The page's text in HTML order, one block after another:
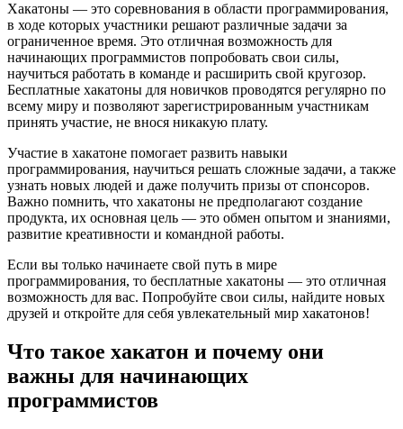
Хакатоны — это соревнования в области программирования,
в ходе которых участники решают различные задачи за
ограниченное время. Это отличная возможность для
начинающих программистов попробовать свои силы,
научиться работать в команде и расширить свой кругозор.
Бесплатные хакатоны для новичков проводятся регулярно по
всему миру и позволяют зарегистрированным участникам
принять участие, не внося никакую плату.
Участие в хакатоне помогает развить навыки
программирования, научиться решать сложные задачи, а также
узнать новых людей и даже получить призы от спонсоров.
Важно помнить, что хакатоны не предполагают создание
продукта, их основная цель — это обмен опытом и знаниями,
развитие креативности и командной работы.
Если вы только начинаете свой путь в мире
программирования, то бесплатные хакатоны — это отличная
возможность для вас. Попробуйте свои силы, найдите новых
друзей и откройте для себя увлекательный мир хакатонов!
Что такое хакатон и почему они
важны для начинающих
программистов